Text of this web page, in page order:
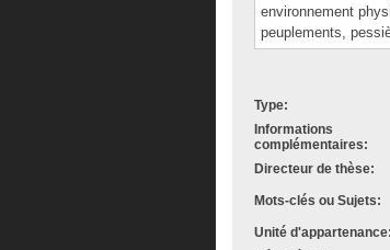
environnement
peuplements,
Type:
Informations
complémentaires:
Directeur de thèse:
Mots-clés ou Sujets:
Unité d'appartenance: